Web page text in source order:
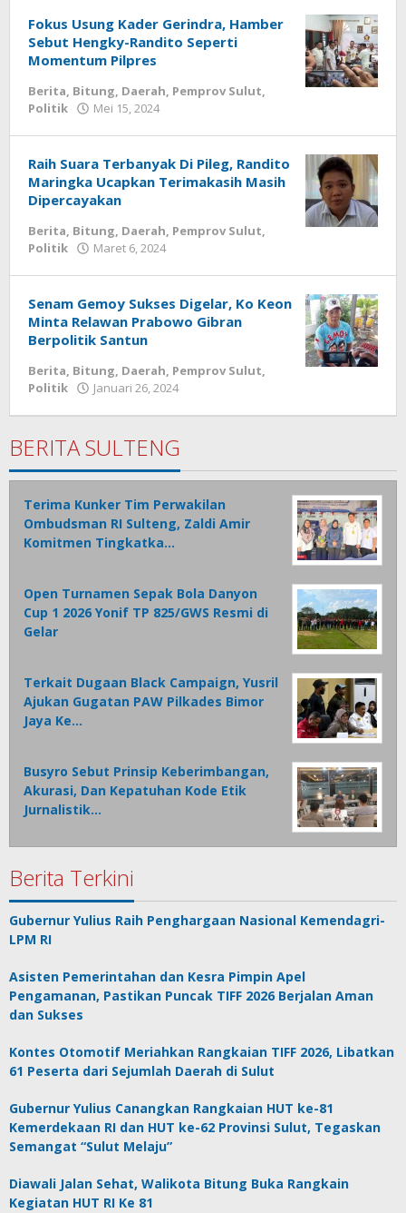
Fokus Usung Kader Gerindra, Hamber
Sebut Hengky-Randito Seperti
Momentum Pilpres
Berita, Bitung, Daerah, Pemprov Sulut,
Politik
Mei 15, 2024
Raih Suara Terbanyak Di Pileg, Randito
Maringka Ucapkan Terimakasih Masih
Dipercayakan
Berita, Bitung, Daerah, Pemprov Sulut,
Politik
Maret 6, 2024
Senam Gemoy Sukses Digelar, Ko Keon
Minta Relawan Prabowo Gibran
Berpolitik Santun
Berita, Bitung, Daerah, Pemprov Sulut,
Politik
Januari 26, 2024
BERITA SULTENG
Terima Kunker Tim Perwakilan
Ombudsman RI Sulteng, Zaldi Amir
Komitmen Tingkatka…
Open Turnamen Sepak Bola Danyon
Cup 1 2026 Yonif TP 825/GWS Resmi di
Gelar
Terkait Dugaan Black Campaign, Yusril
Ajukan Gugatan PAW Pilkades Bimor
Jaya Ke…
Busyro Sebut Prinsip Keberimbangan,
Akurasi, Dan Kepatuhan Kode Etik
Jurnalistik…
Berita Terkini
Gubernur Yulius Raih Penghargaan Nasional Kemendagri-
LPM RI
Asisten Pemerintahan dan Kesra Pimpin Apel
Pengamanan, Pastikan Puncak TIFF 2026 Berjalan Aman
dan Sukses
Kontes Otomotif Meriahkan Rangkaian TIFF 2026, Libatkan
61 Peserta dari Sejumlah Daerah di Sulut
Gubernur Yulius Canangkan Rangkaian HUT ke-81
Kemerdekaan RI dan HUT ke-62 Provinsi Sulut, Tegaskan
Semangat “Sulut Melaju”
Diawali Jalan Sehat, Walikota Bitung Buka Rangkain
Kegiatan HUT RI Ke 81